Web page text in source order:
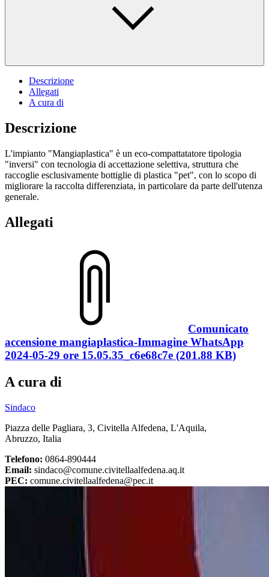
Descrizione
Allegati
A cura di
Descrizione
L'impianto "Mangiaplastica" è un eco-compattatatore tipologia
"inversi" con tecnologia di accettazione selettiva, struttura che
raccoglie esclusivamente bottiglie di plastica "pet", con lo scopo di
migliorare la raccolta differenziata, in particolare da parte dell'utenza
generale.
Allegati
Comunicato
accensione mangiaplastica-Immagine WhatsApp
2024-05-29 ore 15.05.35_c6e68c7e (201.88 KB)
A cura di
Sindaco
Piazza delle Pagliara, 3, Civitella Alfedena, L'Aquila,
Abruzzo, Italia
Telefono: 0864-890444
Email: sindaco@comune.civitellaalfedena.aq.it
PEC: comune.civitellaalfedena@pec.it